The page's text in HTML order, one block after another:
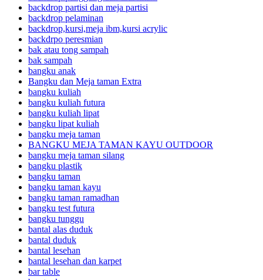
backdrop partisi dan meja partisi
backdrop pelaminan
backdrop,kursi,meja ibm,kursi acrylic
backdrpo peresmian
bak atau tong sampah
bak sampah
bangku anak
Bangku dan Meja taman Extra
bangku kuliah
bangku kuliah futura
bangku kuliah lipat
bangku lipat kuliah
bangku meja taman
BANGKU MEJA TAMAN KAYU OUTDOOR
bangku meja taman silang
bangku plastik
bangku taman
bangku taman kayu
bangku taman ramadhan
bangku test futura
bangku tunggu
bantal alas duduk
bantal duduk
bantal lesehan
bantal lesehan dan karpet
bar table